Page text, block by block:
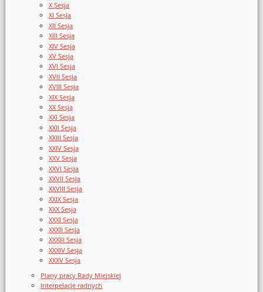
X Sesja
XI Sesja
XII Sesja
XIII Sesja
XIV Sesja
XV Sesja
XVI Sesja
XVII Sesja
XVIII Sesja
XIX Sesja
XX Sesja
XXI Sesja
XXII Sesja
XXIII Sesja
XXIV Sesja
XXV Sesja
XXVI Sesja
XXVII Sesja
XXVIII Sesja
XXIX Sesja
XXX Sesja
XXXI Sesja
XXXII Sesja
XXXIII Sesja
XXXIV Sesja
XXXV Sesja
Plany pracy Rady Miejskiej
Interpelacje radnych